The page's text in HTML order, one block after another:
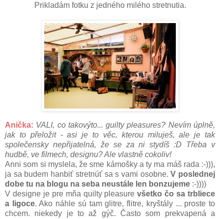
Prikladám fotku z jedného milého stretnutia.
Anička: VALI, co takovýto... guilty pleasures? Nevím úplně,
jak to přeložit - asi je to věc, kterou miluješ, ale je tak
společensky nepřijatelná, že se za ni stydíš :D Třeba v
hudbě, ve filmech, designu? Ale vlastně cokoliv!
Anni som si myslela, že sme kámošky a ty ma máš rada :-))),
ja sa budem hanbiť stretnúť sa s vami osobne.V poslednej
dobe tu na blogu na seba neustále len bonzujeme :-))))
V designe je pre mňa quilty pleasure všetko čo sa trbliece
a ligoce. Ako náhle sú tam glitre, flitre, kryštály ... proste to
chcem. niekedy je to až gýč. Často som prekvapená a